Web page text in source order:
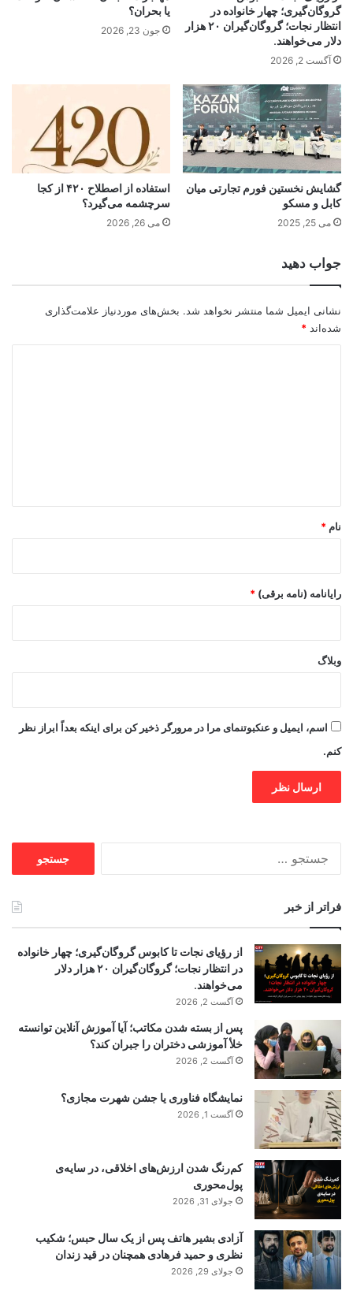
گروگان‌گیری؛ چهار خانواده در
انتظار نجات؛ گروگان‌گیران ۲۰ هزار
دلار می‌خواهند.
آگست 2, 2026
یا بحران؟
جون 23, 2026
گشایش نخستین فورم تجارتی میان
کابل و مسکو
می 25, 2025
استفاده از اصطلاح ۴۲۰ از کجا
سرچشمه می‌گیرد؟
می 26, 2026
جواب دهید
نشانی ایمیل شما منتشر نخواهد شد. بخش‌های موردنیاز علامت‌گذاری
شده‌اند *
نام *
رایانامه (نامه برقی) *
وبلاگ
اسم، ایمیل و عنکبوتنمای مرا در مرورگر ذخیر کن برای اینکه بعداً ابراز نظر
کنم.
فراتر از خبر
از رؤیای نجات تا کابوس گروگان‌گیری؛ چهار خانواده
در انتظار نجات؛ گروگان‌گیران ۲۰ هزار دلار
می‌خواهند.
آگست 2, 2026
پس از بسته شدن مکاتب؛ آیا آموزش آنلاین توانسته
خلأ آموزشی دختران را جبران کند؟
آگست 2, 2026
نمایشگاه فناوری یا جشن شهرت مجازی؟
آگست 1, 2026
کم‌رنگ شدن ارزش‌های اخلاقی، در سایه‌ی
پول‌محوری
جولای 31, 2026
آزادی بشیر هاتف پس از یک سال حبس؛ شکیب
نظری و حمید فرهادی همچنان در قید زندان
جولای 29, 2026